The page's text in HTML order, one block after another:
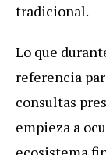
tradicional.
Lo que
referencia
consultas
empieza a